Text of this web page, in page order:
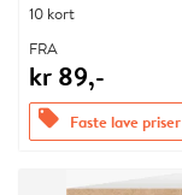
10 kort
FRA
kr 89,-
offers Faste lave priser